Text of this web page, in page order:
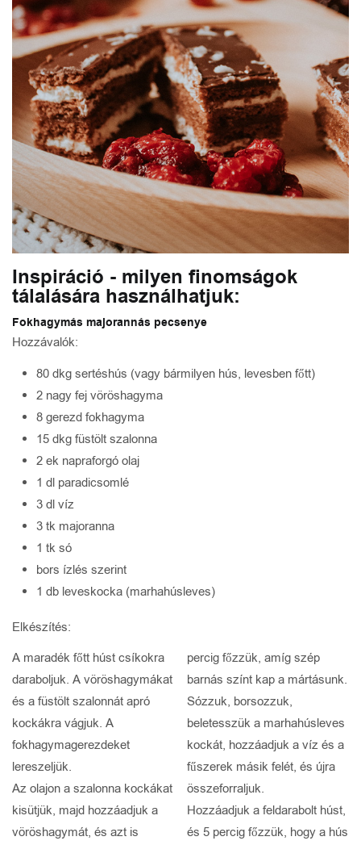
Inspiráció - milyen finomságok
tálalására használhatjuk:
Fokhagymás majorannás pecsenye
Hozzávalók:
80 dkg sertéshús (vagy bármilyen hús, levesben főtt)
2 nagy fej vöröshagyma
8 gerezd fokhagyma
15 dkg füstölt szalonna
2 ek napraforgó olaj
1 dl paradicsomlé
3 dl víz
3 tk majoranna
1 tk só
bors ízlés szerint
1 db leveskocka (marhahúsleves)
Elkészítés:
A maradék főtt húst csíkokra
daraboljuk. A vöröshagymákat
és a füstölt szalonnát apró
kockákra vágjuk. A
fokhagymagerezdeket
lereszeljük.
Az olajon a szalonna kockákat
kisütjük, majd hozzáadjuk a
vöröshagymát, és azt is
percig főzzük, amíg szép
barnás színt kap a mártásunk.
Sózzuk, borsozzuk,
beletesszük a marhahúsleves
kockát, hozzáadjuk a víz és a
fűszerek másik felét, és újra
összeforraljuk.
Hozzáadjuk a feldarabolt húst,
és 5 percig főzzük, hogy a hús